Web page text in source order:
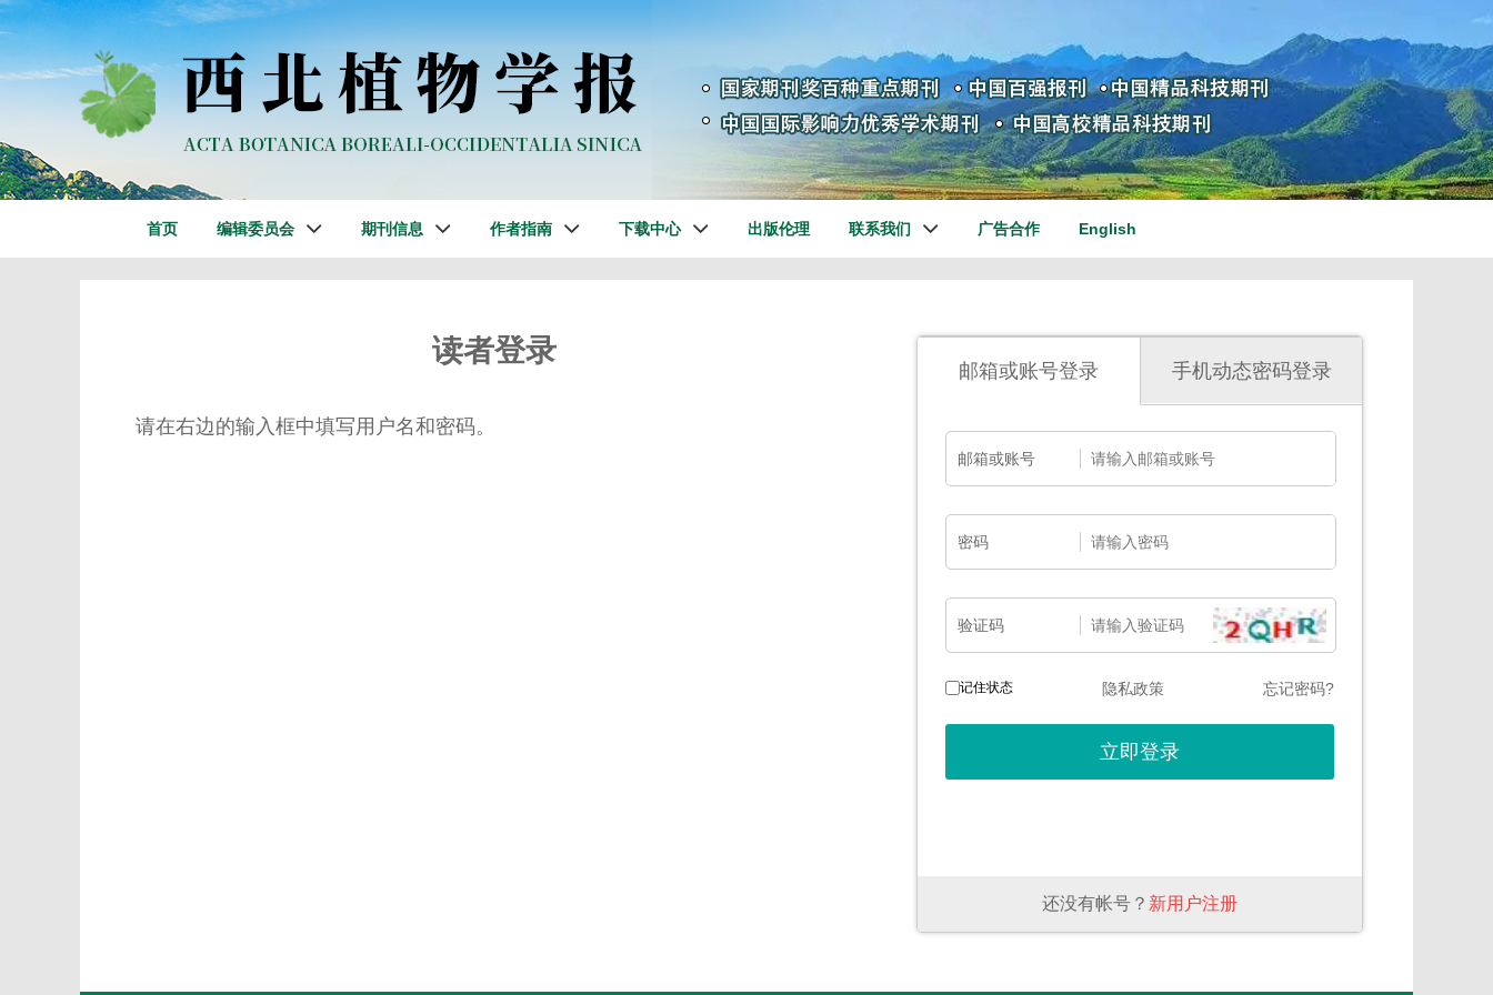
首页 编辑委员会 期刊信息 作者指南 下载中心 出版伦理 联系我们 广告合作 English
读者登录
请在右边的输入框中填写用户名和密码。
邮箱或账号登录 手机动态密码登录
邮箱或账号
密码
验证码
记住状态 隐私政策 忘记密码?
还没有帐号？ 新用户注册